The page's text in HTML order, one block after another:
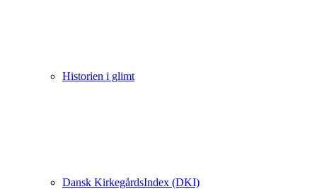
Historien i glimt
Dansk KirkegårdsIndex (DKI)